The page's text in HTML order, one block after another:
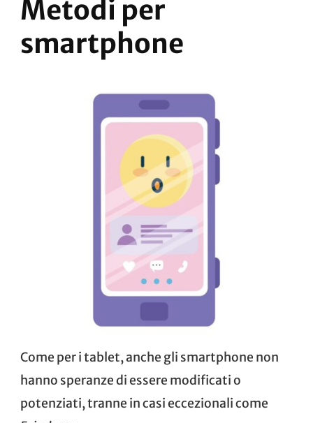
Metodi per
smartphone
Come per i tablet, anche gli smartphone non
hanno speranze di essere modificati o
potenziati, tranne in casi eccezionali come